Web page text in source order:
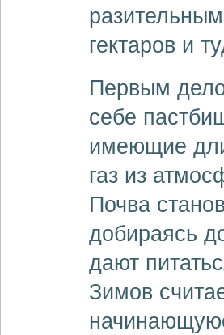
гектаров и
Первым
себе
имеющие
газ из
Почва
добираясь
дают
Зимов